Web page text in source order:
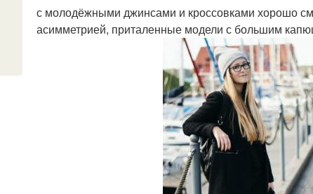
с молодёжными джинсами и кроссовками хорошо
асимметрией, приталенные модели с большим